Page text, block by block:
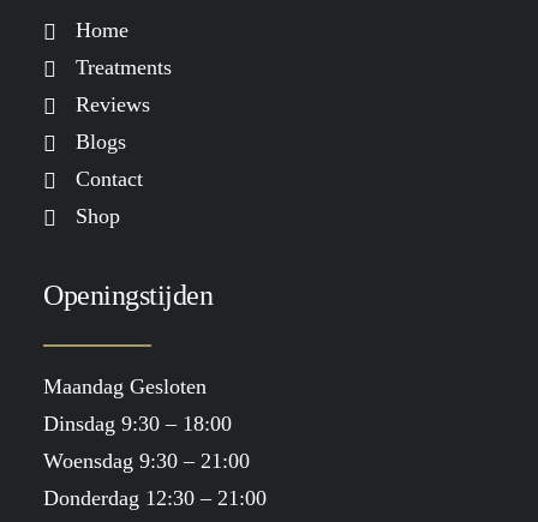
Home
Treatments
Reviews
Blogs
Contact
Shop
Openingstijden
Maandag Gesloten
Dinsdag 9:30 – 18:00
Woensdag 9:30 – 21:00
Donderdag 12:30 – 21:00